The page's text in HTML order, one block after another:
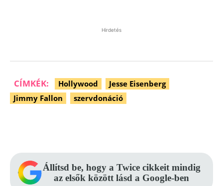
Hirdetés
CÍMKÉK: Hollywood
Jesse Eisenberg
Jimmy Fallon
szervdonáció
Állítsd be, hogy a Twice cikkeit mindig
az elsők között lásd a Google-ben